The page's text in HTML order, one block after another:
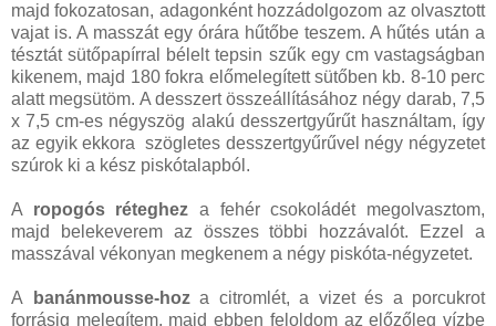
majd fokozatosan, adagonként hozzádolgozom az olvasztott
vajat is. A masszát egy órára hűtőbe teszem. A hűtés után a
tésztát sütőpapírral bélelt tepsin szűk egy cm vastagságban
kikenem, majd 180 fokra előmelegített sütőben kb. 8-10 perc
alatt megsütöm. A desszert összeállításához négy darab, 7,5
x 7,5 cm-es négyszög alakú desszertgyűrűt használtam, így
az egyik ekkora szögletes desszertgyűrűvel négy négyzetet
szúrok ki a kész piskótalapból.
A ropogós réteghez a fehér csokoládét megolvasztom,
majd belekeverem az összes többi hozzávalót. Ezzel a
masszával vékonyan megkenem a négy piskóta-négyzetet.
A banánmousse-hoza citromlét, a vizet és a porcukrot
forrásig melegítem, majd ebben feloldom az előzőleg vízbe